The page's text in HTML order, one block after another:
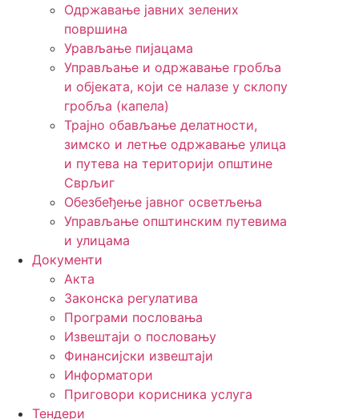
Одржавање јавних зелених
површина
Урављање пијацама
Управљање и одржавање гробља
и објеката, који се налазе у склопу
гробља (капела)
Трајно обављање делатности,
зимско и летње одржавање улица
и путева на територији општине
Сврљиг
Обезбеђење јавног осветљења
Управљање општинским путевима
и улицама
Документи
Акта
Законска регулатива
Програми пословања
Извештаји о пословању
Финансијски извештаји
Информатори
Приговори корисника услуга
Тендери